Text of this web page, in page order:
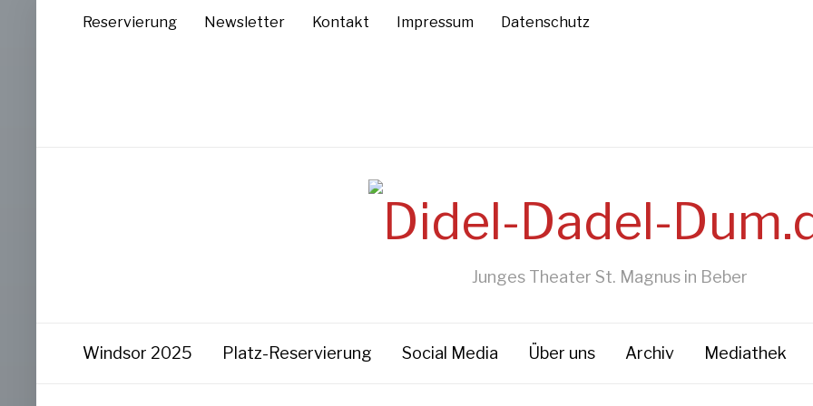
Reservierung Newsletter Kontakt Impressum Datenschutz
Junges Theater St. Magnus in Beber
Windsor 2025 Platz-Reservierung Social Media Über uns Archiv Mediathek